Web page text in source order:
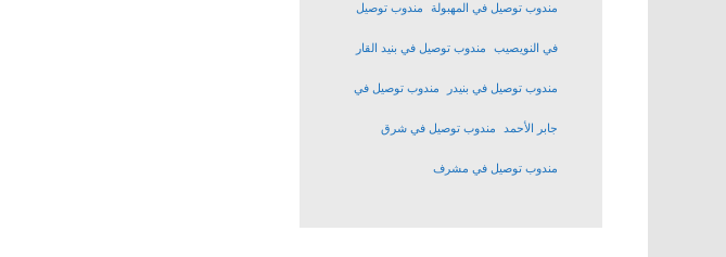
مندوب توصيل في المهبولة مندوب توصيل
في النويصيب مندوب توصيل في بنيد القار
مندوب توصيل في بنيدر مندوب توصيل في
جابر الأحمد مندوب توصيل في شرق
مندوب توصيل في مشرف